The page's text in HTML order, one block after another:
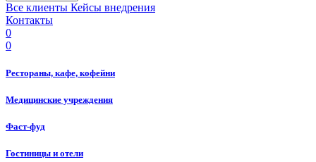
Все клиенты Кейсы внедрения
Контакты
0
0
Рестораны, кафе, кофейни
Медицинские учреждения
Фаст-фуд
Гостиницы и отели